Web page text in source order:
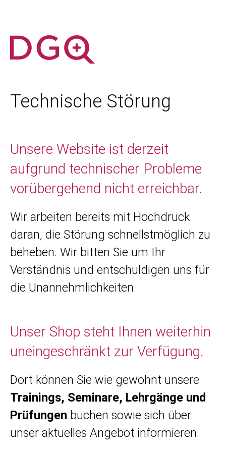
Technische Störung
Unsere Website ist derzeit
aufgrund technischer Probleme
vorübergehend nicht erreichbar.
Wir arbeiten bereits mit Hochdruck
daran, die Störung schnellstmöglich zu
beheben. Wir bitten Sie um Ihr
Verständnis und entschuldigen uns für
die Unannehmlichkeiten.
Unser Shop steht Ihnen weiterhin
uneingeschränkt zur Verfügung.
Dort können Sie wie gewohnt unsere
Trainings, Seminare, Lehrgänge und
Prüfungen buchen sowie sich über
unser aktuelles Angebot informieren.